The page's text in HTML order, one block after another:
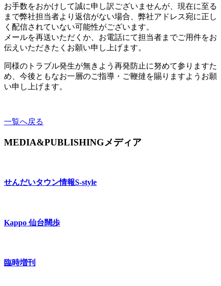
お手数をおかけして誠に申し訳ございませんが、 現在に至る
まで弊社担当者より返信がない場合、弊社アドレス宛に正し
く配信されていない可能性がございます。
メールを再送いただくか、 お電話にて担当者までご用件をお
伝えいただきたくお願い申し上げます。
同様のトラブル発生が無きよう再発防止に努めて参りますた
め、今後ともなお一層のご指導・ご鞭撻を賜りますようお願
い申し上げます。
一覧へ戻る
MEDIA&PUBLISHINGメディア
せんだいタウン情報S-style
Kappo 仙台闊歩
臨時増刊